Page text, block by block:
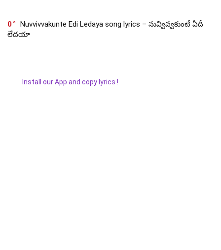
0
Nuvvivvakunte Edi Ledaya song lyrics – నువ్వివ్వకుంటే ఏదీ
లేదయా
Install our App and copy lyrics !